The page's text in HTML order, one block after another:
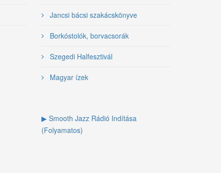
Jancsi bácsi szakácskönyve
Borkóstolók, borvacsorák
Szegedi Halfesztivál
Magyar ízek
▶ Smooth Jazz Rádió Indítása
(Folyamatos)